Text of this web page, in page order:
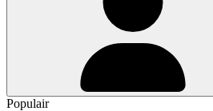
Populair